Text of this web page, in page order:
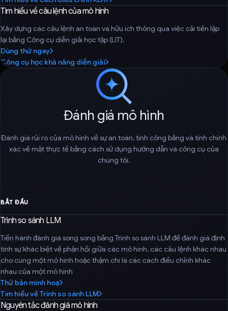
Tìm hiểu về câu lệnh của mô hình
Xây dựng các câu lệnh an toàn và hữu ích thông qua việc cải tiến lặp
lại bằng Công cụ diễn giải học tập (LIT).
Dùng thử ngay
Công cụ học khả năng diễn giải
Đánh giá mô hình
Đánh giá rủi ro của mô hình về sự an toàn, tính công bằng và tính chính
xác về mặt thực tế bằng cách sử dụng hướng dẫn và công cụ của
chúng tôi.
BẮT ĐẦU
Trình so sánh LLM
Tiến hành đánh giá song song bằng Trình so sánh LLM để đánh giá định
tính sự khác biệt về phản hồi giữa các mô hình, các câu lệnh khác nhau
cho cùng một mô hình hoặc thậm chí là các cách điều chỉnh khác
nhau của một mô hình
Thử bản minh hoạ
Tìm hiểu về Trình so sánh LLM
Nguyên tắc đánh giá mô hình